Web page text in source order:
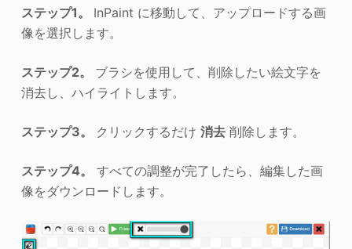
ステップ1。 InPaint に移動して、アップロードする画
像を選択します。
ステップ2。 ブラシを使用して、削除したい絵文字を
消去し、ハイライトします。
ステップ3。 クリックするだけ 消去削除します。
ステップ4。
すべての調整が完了したら、編集した画
像をダウンロードします。